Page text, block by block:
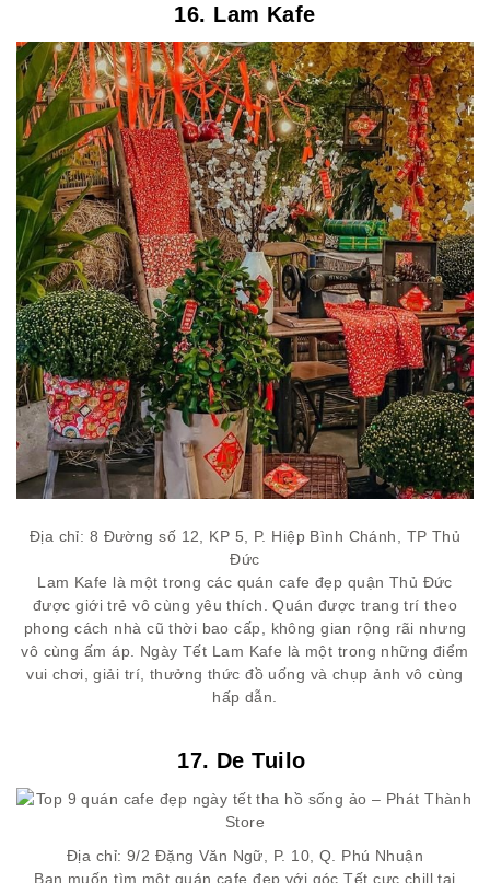
16. Lam Kafe
Địa chỉ: 8 Đường số 12, KP 5, P. Hiệp Bình Chánh, TP Thủ
Đức
Lam Kafe là một trong các quán cafe đẹp quận Thủ Đức
được giới trẻ vô cùng yêu thích. Quán được trang trí theo
phong cách nhà cũ thời bao cấp, không gian rộng rãi nhưng
vô cùng ấm áp. Ngày Tết Lam Kafe là một trong những điểm
vui chơi, giải trí, thưởng thức đồ uống và chụp ảnh vô cùng
hấp dẫn.
17. De Tuilo
Địa chỉ: 9/2 Đặng Văn Ngữ, P. 10, Q. Phú Nhuận
Bạn muốn tìm một quán cafe đẹp với góc Tết cực chill tại